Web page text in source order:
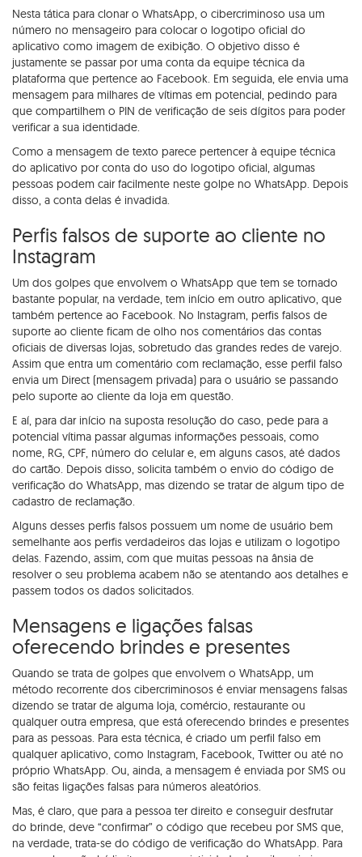
Nesta tática para clonar o WhatsApp, o cibercriminoso usa um
número no mensageiro para colocar o logotipo oficial do
aplicativo como imagem de exibição. O objetivo disso é
justamente se passar por uma conta da equipe técnica da
plataforma que pertence ao Facebook. Em seguida, ele envia uma
mensagem para milhares de vítimas em potencial, pedindo para
que compartilhem o PIN de verificação de seis dígitos para poder
verificar a sua identidade.
Como a mensagem de texto parece pertencer à equipe técnica
do aplicativo por conta do uso do logotipo oficial, algumas
pessoas podem cair facilmente neste golpe no WhatsApp. Depois
disso, a conta delas é invadida.
Perfis falsos de suporte ao cliente no
Instagram
Um dos golpes que envolvem o WhatsApp que tem se tornado
bastante popular, na verdade, tem início em outro aplicativo, que
também pertence ao Facebook. No Instagram, perfis falsos de
suporte ao cliente ficam de olho nos comentários das contas
oficiais de diversas lojas, sobretudo das grandes redes de varejo.
Assim que entra um comentário com reclamação, esse perfil falso
envia um Direct (mensagem privada) para o usuário se passando
pelo suporte ao cliente da loja em questão.
E aí, para dar início na suposta resolução do caso, pede para a
potencial vítima passar algumas informações pessoais, como
nome, RG, CPF, número do celular e, em alguns casos, até dados
do cartão. Depois disso, solicita também o envio do código de
verificação do WhatsApp, mas dizendo se tratar de algum tipo de
cadastro de reclamação.
Alguns desses perfis falsos possuem um nome de usuário bem
semelhante aos perfis verdadeiros das lojas e utilizam o logotipo
delas. Fazendo, assim, com que muitas pessoas na ânsia de
resolver o seu problema acabem não se atentando aos detalhes e
passem todos os dados solicitados.
Mensagens e ligações falsas
oferecendo brindes e presentes
Quando se trata de golpes que envolvem o WhatsApp, um
método recorrente dos cibercriminosos é enviar mensagens falsas
dizendo se tratar de alguma loja, comércio, restaurante ou
qualquer outra empresa, que está oferecendo brindes e presentes
para as pessoas. Para esta técnica, é criado um perfil falso em
qualquer aplicativo, como Instagram, Facebook, Twitter ou até no
próprio WhatsApp. Ou, ainda, a mensagem é enviada por SMS ou
são feitas ligações falsas para números aleatórios.
Mas, é claro, que para a pessoa ter direito e conseguir desfrutar
do brinde, deve “confirmar” o código que recebeu por SMS que,
na verdade, trata-se do código de verificação do WhatsApp. Para